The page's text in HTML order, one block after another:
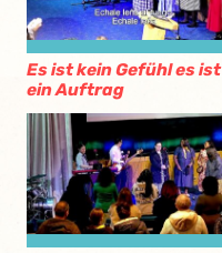
Es ist kein Gefühl es ist
ein Auftrag